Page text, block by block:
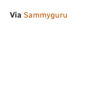
Via Sammyguru